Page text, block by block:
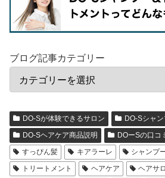
ブログ記事カテゴリー
DO-Sが体験できるサロン
DO-Sシャ
DO-Sヘアケア商品説明
DOーSの口コ
すっぴん髪
キアラーレ シャンプ
トリートメント
ヘアケア ヘアサ